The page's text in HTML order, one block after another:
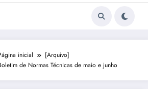
inicial
[Arquivo]
de Normas Técnicas de maio e junho